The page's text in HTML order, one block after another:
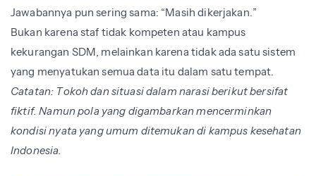
Jawabannya pun sering sama: “Masih dikerjakan.”
Bukan karena staf tidak kompeten atau kampus
kekurangan SDM, melainkan karena tidak ada satu sistem
yang menyatukan semua data itu dalam satu tempat.
Catatan: Tokoh dan situasi dalam narasi berikut bersifat
fiktif. Namun pola yang digambarkan mencerminkan
kondisi nyata yang umum ditemukan di kampus kesehatan
Indonesia.